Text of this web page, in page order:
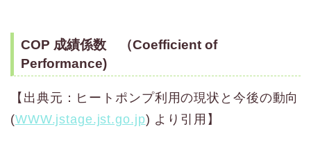
COP 成績係数 （Coefficient of
Performance)
【出典元：ヒートポンプ利用の現状と今後の動向
(WWW.jstage.jst.go.jp) より引用】